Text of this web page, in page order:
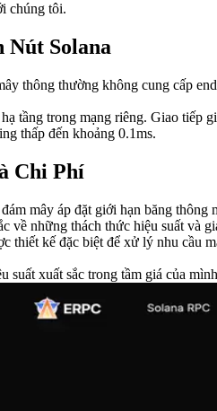
chúng tôi.
Nút Solana
thông thường không cung cấp
tầng trong mạng riêng. Giao tiếp
thấp đến khoảng 0.1ms.
Chi Phí
mây áp đặt giới hạn băng
về những thách thức hiệu suất và
thiết kế đặc biệt để xử lý nhu cầu
suất xuất sắc trong tầm giá của